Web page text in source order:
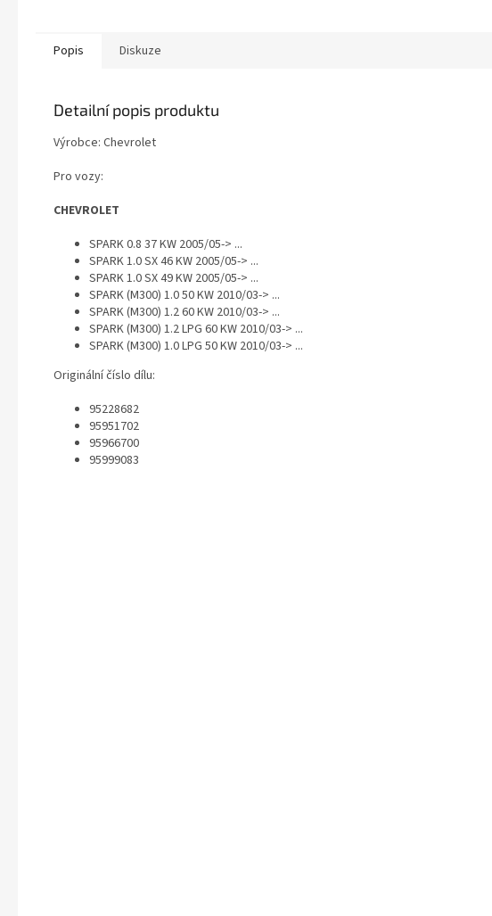
Popis Diskuze
Detailní popis produktu
Výrobce: Chevrolet
Pro vozy:
CHEVROLET
SPARK 0.8 37 KW 2005/05-> ...
SPARK 1.0 SX 46 KW 2005/05-> ...
SPARK 1.0 SX 49 KW 2005/05-> ...
SPARK (M300) 1.0 50 KW 2010/03-> ...
SPARK (M300) 1.2 60 KW 2010/03-> ...
SPARK (M300) 1.2 LPG 60 KW 2010/03-> ...
SPARK (M300) 1.0 LPG 50 KW 2010/03-> ...
Originální číslo dílu:
95228682
95951702
95966700
95999083